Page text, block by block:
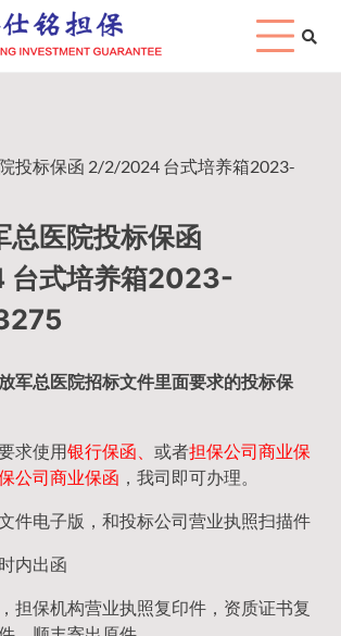
投标保函 2/2/2024 台式培养箱2023-
总医院投标保函
式培养箱2023-
军总医院招标文件里面要求的投标保
求使用银行保函、 或者担保公司商业保
公司商业保函 ，我司即可办理。
文件电子版，和投标公司营业执照扫描件
内出函
担保机构营业执照复印件，资质证书复